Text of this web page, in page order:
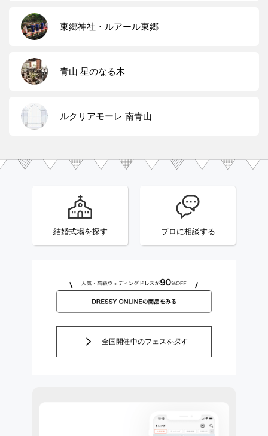
東郷神社・ルアール東郷
青山 星のなる木
ルクリアモーレ 南青山
結婚式場を探す プロに相談する
全国開催中のフェスを探す